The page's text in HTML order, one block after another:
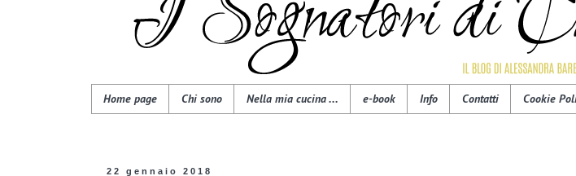
Home page Chi sono Nella mia cucina ... e-book Info Contatti Cookie
22 gennaio 2018